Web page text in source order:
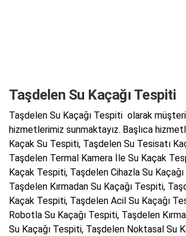
Taşdelen Su Kaçağı Tespiti
Taşdelen Su Kaçağı Tespiti olarak
hizmetlerimiz sunmaktayız. Başlıca
Kaçak Su Tespiti, Taşdelen Su Tesisatı
Taşdelen Termal Kamera İle Su Kaçak
Kaçak Tespiti, Taşdelen Cihazla Su
Taşdelen Kırmadan Su Kaçağı Tespiti,
Kaçak Tespiti, Taşdelen Acil Su Kaçağı
Robotla Su Kaçağı Tespiti, Taşdelen
Su Kaçağı Tespiti, Taşdelen Noktasal Su